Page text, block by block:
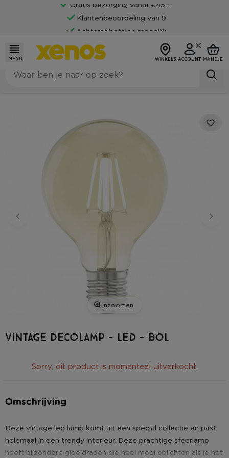
Gratis bezorging vanaf €45,-*
Klantenbeoordeling van 9
Achteraf betalen mogelijk
MENU WINKELS ACCOUNT MANDJE
Inzoomen
Vintage decolamp - led - bol
Sorry, dit product is momenteel uitverkocht.
Omschrijving
Deze vintage led lamp komt uit een special collectie en past
helemaal in een trendy interieur. Deze prachtige sfeerlamp
heeft bijzondere gloeidraden die heel mooi oplichten als je het